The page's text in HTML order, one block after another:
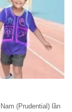
(Prudential) lần